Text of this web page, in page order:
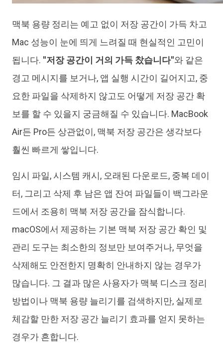
맥북 용량 정리는 예고 없이 저장 공간이 가득 차고
Mac 성능이 눈에 띄게 느려질 때 현실적인 고민이
됩니다. "저장 공간이 거의 가득 찼습니다"와 같은
경고 메시지를 보거나, 앱 실행 시간이 길어지고, 중
요한 파일을 삭제하지 않고도 어떻게 저장 공간 확
보를 할 수 있을지 궁금해질 수 있습니다. MacBook
Air든 Pro든 상관없이, 맥북 저장 공간은 생각보다
훨씬 빠르게 쌓입니다.
임시 파일, 시스템 캐시, 오래된 다운로드, 중복 데이
터, 그리고 삭제 후 남은 앱 잔여 파일들이 백그라운
드에서 조용히 맥북 저장 공간을 잠식합니다.
macOS에서 제공하는 기본 맥북 저장 공간 확인 및
관리 도구는 최소한의 정보만 보여주거나, 무엇을
삭제해도 안전한지 명확히 안내하지 않는 경우가
많습니다. 그 결과 많은 사용자가 맥북 디스크 정리
방법이나 맥북 용량 늘리기를 검색하지만, 실제로
체감할 만한 저장 공간 늘리기 효과를 얻지 못하는
경우가 흔합니다.